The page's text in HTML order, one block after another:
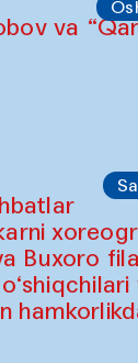
va
Buxoro